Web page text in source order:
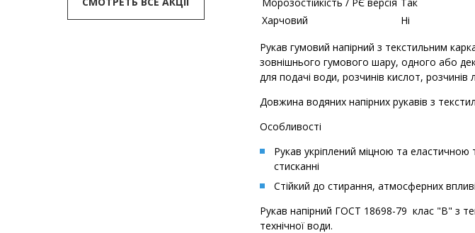
Харчовий
Ні
Рукав гумовий напірний з текстильним
зовнішнього гумового шару, одного або
для подачі води, розчинів кислот, розчинів
Довжина водяних напірних рукавів з
Особливості
Рукав укріплений міцною та
стисканні
Стійкий до стирання, атмосферних
Рукав напірний ГОСТ 18698-79 клас "В" з
технічної води.